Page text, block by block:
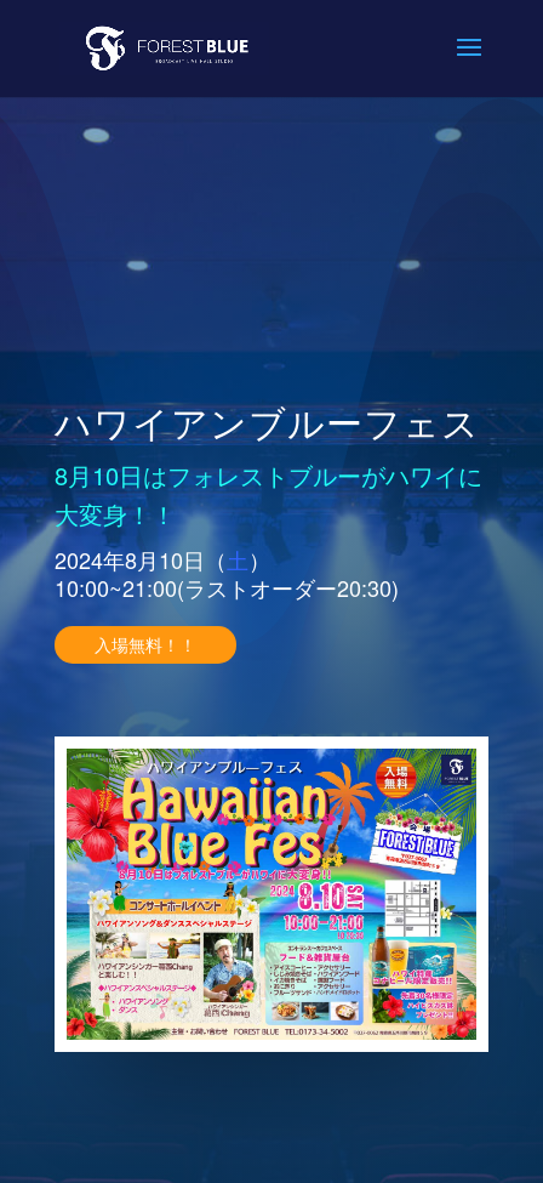
ハワイアンブルーフェス
8月10日はフォレストブルーがハワイに
大変身！！
2024年8月10日（土）
10:00~21:00(ラストオーダー20:30)
入場無料！！